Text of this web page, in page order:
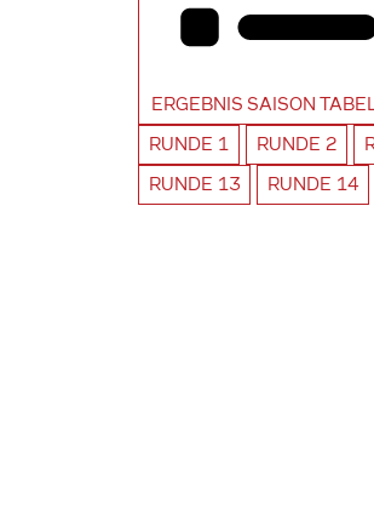
ERGEBNIS SAISON
RUNDE 1 RUNDE 2
RUNDE 13 RUNDE 14